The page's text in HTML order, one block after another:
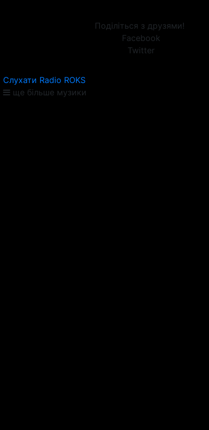
Поділіться з друзями!
Facebook
Twitter
Слухати Radio ROKS
ще більше музики